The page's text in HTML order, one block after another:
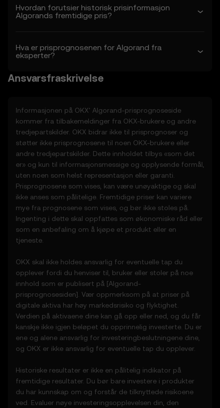
Hvordan forutsier historisk prisinformasjon
Algorands fremtidige pris?
Hva er prisprognosenen for Algorand fra
eksperter?
Ansvarsfraskrivelse
Informasjonen på OKX' Algorand-prisprognoseside
kommer fra tilbakemeldinger fra OKX-brukere og andre
tredjepartskilder. OKX bidrar ikke til prisprognoser og
støtter ikke prisprognosene til noen OKX-brukere eller
andre tredjepartskilder. Dette innholdet tilbys «som det
er» og kun til informasjonsmessige og opplysende formål,
uten noen som helst representasjon eller garanti.
Prisprognosene som vises, kan være unøyaktige og skal
ikke anses som pålitelige. Fremtidige priser kan variere
mye fra prognosene som vises, og bør ikke stoles på.
Ingenting i dette skal oppfattes som økonomiske råd eller
som en anbefaling om å kjøpe et produkt eller en
tjeneste.
OKX skal ikke holdes ansvarlig for eventuelle tap du
opplever fordi du henviser til, bruker eller stoler på noe
innhold som er publisert på [Algorand-
prisprognosesiden]. Vær oppmerksom på at priser på
digitale aktiva har høy markedsrisiko og flyktighet.
Verdien på aktivaene dine kan gå opp eller ned, og du får
kanskje ikke igjen beløpet du opprinnelig investerte. Du er
ene og alene ansvarlig for investeringbeslutningene dine,
og OKX er ikke ansvarlig for eventuelle tap du opplever.
Historiske resultater er ikke en pålitelig indikator på
fremtidige resultater. Du bør bare investere i produkter
du har kunnskap om og forstår de tilknyttede risikoene
ved. Evaluer nøye investeringsopplevelsen din, den
gjennomgå disse vilkårene regelmessig.
2.1 Med mindre annet er angitt, har disse
vilkårene samme betydning som definert i
det bestemmelsene i disse vilkårene som
3. Prisprediksjonsfunksjoner
3.1 Prisprediksjonsfunksjonene leveres kun
på informasjonsbasis, «som de er», uten
noen garantier.
3.2 Prisprediksjonsfunksjonene kan inkludere
• samlede eller utledede data fra
tredjepartskilder
• analytiske verktøy til informasjonsbruk,
deriblant prisutviklingsoversikter
• varsler og kunngjøringer om uvanlig
markedsaktivitet
3.3 Prisprediksjonsfunksjonene utgjør ikke
finans- eller investeringsråd og skal ikke
investeringer eller produkter.
4. Forpliktelsene dine
4.1 Du godtar dette:
• å overholde alle vilkår og oppdateringer
• å ikke kopiere eller utnytte
prisprediksjonsfunksjonene uten skriftlig
forhåndssamtykke
• å gjøre egne undersøkelser og holde deg
alt av markedsaktivitet
5. Ansvarsfraskrivelser og unntak
5.1 Prisprediksjonsfunksjonene og innholdet